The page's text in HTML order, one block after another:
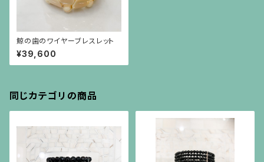
鯨の歯のワイヤーブレスレット
¥39,600
同じカテゴリの商品